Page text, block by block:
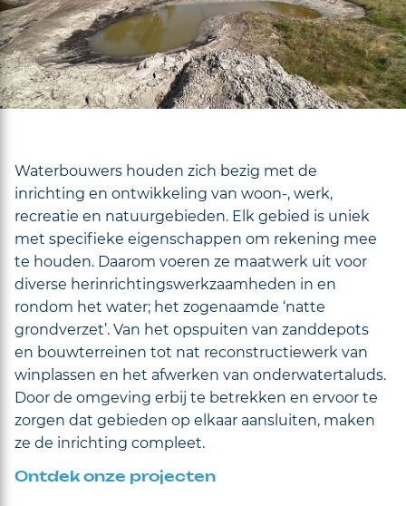
Waterbouwers houden zich bezig met de
inrichting en ontwikkeling van woon-, werk,
recreatie en natuurgebieden. Elk gebied is uniek
met specifieke eigenschappen om rekening mee
te houden. Daarom voeren ze maatwerk uit voor
diverse herinrichtingswerkzaamheden in en
rondom het water; het zogenaamde ‘natte
grondverzet’. Van het opspuiten van zanddepots
en bouwterreinen tot nat reconstructiewerk van
winplassen en het afwerken van onderwatertaluds.
Door de omgeving erbij te betrekken en ervoor te
zorgen dat gebieden op elkaar aansluiten, maken
ze de inrichting compleet.
Ontdek onze projecten